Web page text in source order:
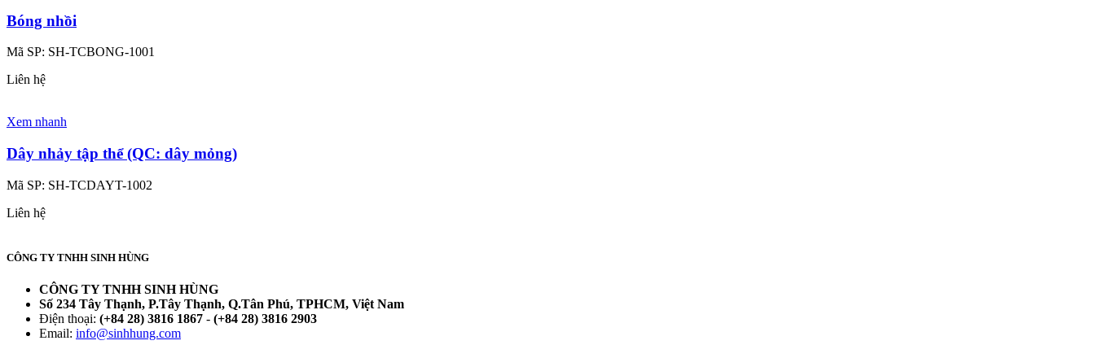
Bóng nhồi
Mã SP: SH-TCBONG-1001
Liên hệ
Xem nhanh
Dây nhảy tập thể (QC: dây mỏng)
Mã SP: SH-TCDAYT-1002
Liên hệ
CÔNG TY TNHH SINH HÙNG
CÔNG TY TNHH SINH HÙNG
Số 234 Tây Thạnh, P.Tây Thạnh, Q.Tân Phú, TPHCM, Việt Nam
Điện thoại: (+84 28) 3816 1867 - (+84 28) 3816 2903
Email: info@sinhhung.com